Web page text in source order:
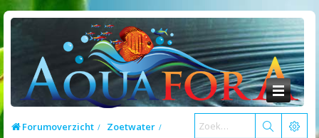
Forumoverzicht
Zoetwater